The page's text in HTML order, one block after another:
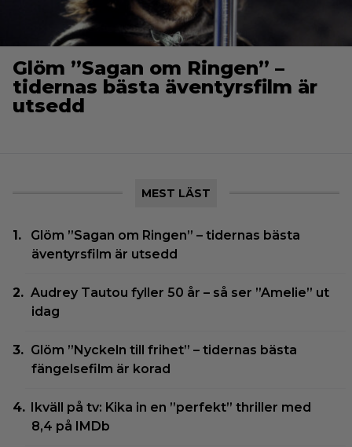
Glöm ”Sagan om Ringen” –
tidernas bästa äventyrsfilm är
utsedd
MEST LÄST
Glöm ”Sagan om Ringen” – tidernas bästa
äventyrsfilm är utsedd
Audrey Tautou fyller 50 år – så ser ”Amelie” ut
idag
Glöm ”Nyckeln till frihet” – tidernas bästa
fängelsefilm är korad
Ikväll på tv: Kika in en ”perfekt” thriller med
8,4 på IMDb